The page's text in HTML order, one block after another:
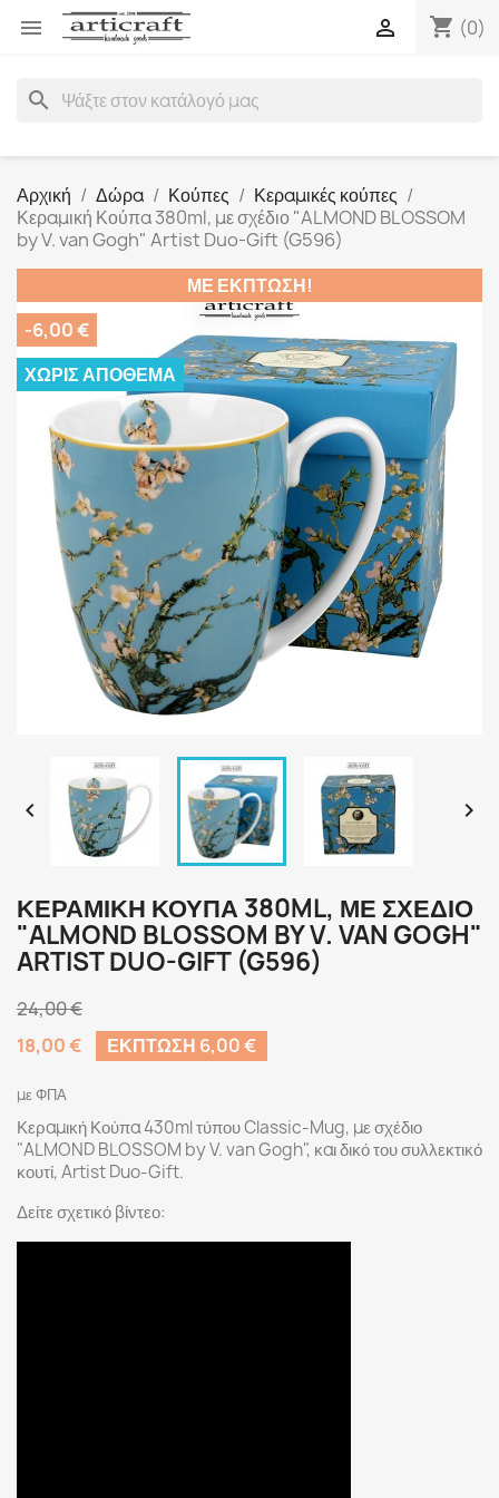
 shopping_cart (0)

search
Αρχική Δώρα Κούπες
Κεραμικές κούπες
Κεραμική Κούπα 380ml, με σχέδιο "ALMOND BLOSSOM
by V. van Gogh" Artist Duo-Gift (G596)
ΜΕ ΈΚΠΤΩΣΗ!
-6,00 €
ΧΩΡΊΣ ΑΠΌΘΕΜΑ
 
ΚΕΡΑΜΙΚΉ ΚΟΎΠΑ 380ML, ΜΕ ΣΧΈΔΙΟ
"ALMOND BLOSSOM BY V. VAN GOGH"
ARTIST DUO-GIFT (G596)
24,00 €
18,00 €
ΈΚΠΤΩΣΗ 6,00 €
με ΦΠΑ
Κεραμική Κούπα 430ml τύπου Classic-Mug, με σχέδιο
"ALMOND BLOSSOM by V. van Gogh", και δικό του συλλεκτικό
κουτί, Artist Duo-Gift.
Δείτε σχετικό βίντεο: